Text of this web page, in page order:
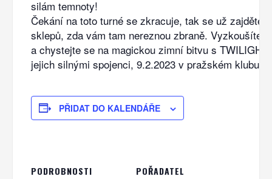
silám temnoty!
Čekání na toto turné se zkracuje, tak se už zajděte
sklepů, zda vám tam nereznou zbraně. Vyzkoušíte
a chystejte se na magickou zimní bitvu s TWILIGHT
jejich silnými spojenci, 9.2.2023 v pražském klubu
PŘIDAT DO KALENDÁŘE
PODROBNOSTI POŘADATEL